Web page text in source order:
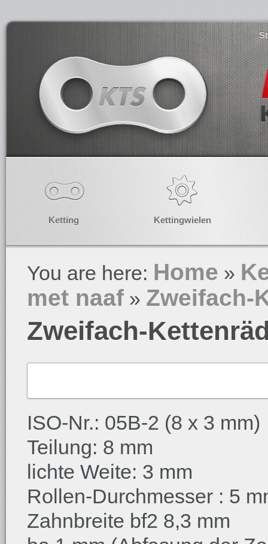
Ketting Kettingwielen
You are here: Home »
met naaf » Zweifach-
Zweifach-
ISO-Nr.: 05B-2 (8 x 3 mm)
Teilung: 8 mm
lichte Weite: 3 mm
Rollen-Durchmesser : 5
Zahnbreite bf2 8,3 mm